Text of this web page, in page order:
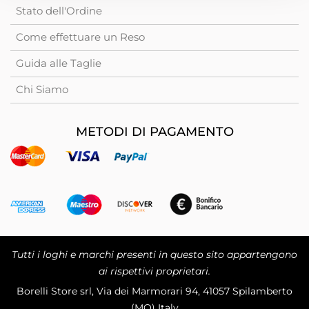
Stato dell'Ordine
Come effettuare un Reso
Guida alle Taglie
Chi Siamo
METODI DI PAGAMENTO
Tutti i loghi e marchi presenti in questo sito appartengono
ai rispettivi proprietari.
Borelli Store srl, Via dei Marmorari 94, 41057 Spilamberto